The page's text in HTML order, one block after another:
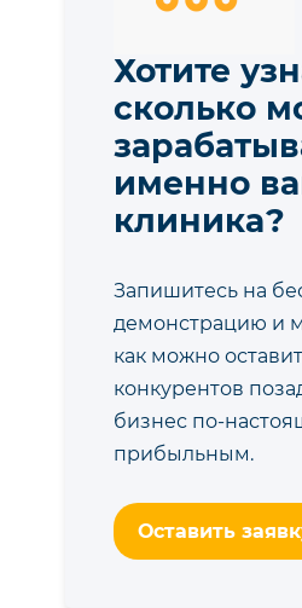
Хотите
сколько
именно
клиника?
Запишитесь на
демонстрацию и
как можно
конкурентов
бизнес по-
прибыльным.
Оставить